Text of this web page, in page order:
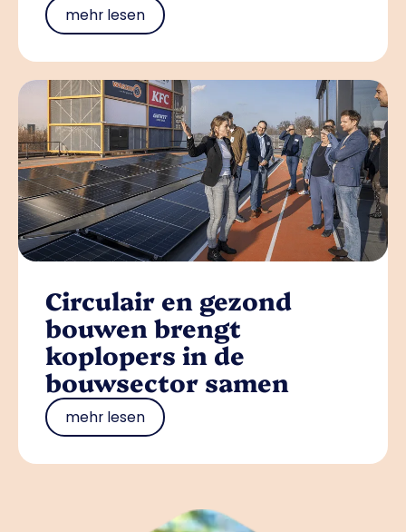
mehr lesen
Circulair en gezond
bouwen brengt
koplopers in de
bouwsector samen
mehr lesen